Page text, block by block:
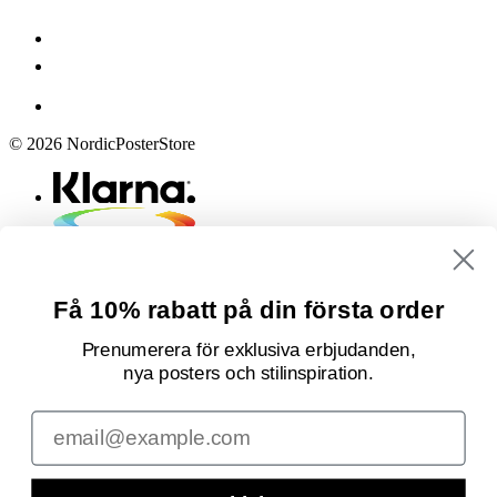
© 2026 NordicPosterStore
Få 10% rabatt på din första order
Prenumerera för exklusiva erbjudanden,
nya posters och stilinspiration.
Email